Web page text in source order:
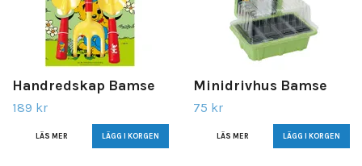
Handredskap Bamse
189 kr
LÄS MER
Minidrivhus Bamse
75 kr
LÄS MER